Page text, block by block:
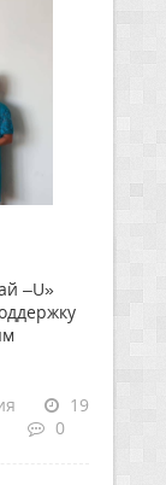
–U»
19
0